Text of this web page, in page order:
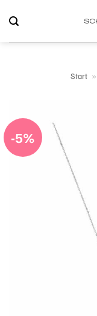
Inhalt
springen
Start »
-5%